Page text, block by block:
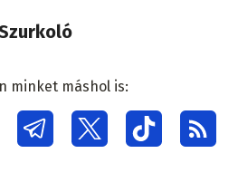
Social
menu
minket máshol is: